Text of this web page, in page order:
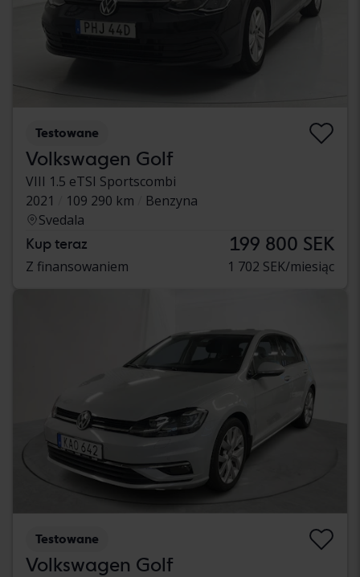
Testowane
Volkswagen Golf
VIII 1.5 eTSI Sportscombi
2021
109 290 km
Benzyna
Svedala
Kup teraz 199 800 SEK
Z finansowaniem 1 702 SEK/miesiąc
Testowane
Volkswagen Golf